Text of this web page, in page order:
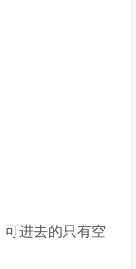
进去的只有空